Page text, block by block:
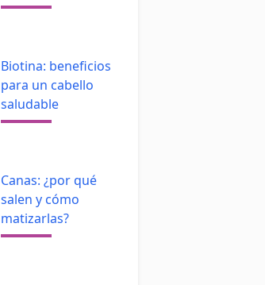
Biotina: beneficios
para un cabello
saludable
Canas: ¿por qué
salen y cómo
matizarlas?